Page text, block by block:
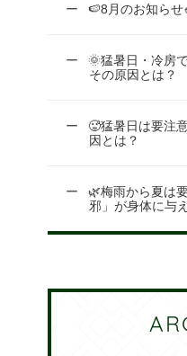
🍉8月のお知らせ
🌞猛暑日・冷房
その原因とは？
🥵猛暑日は要注
因とは？
🌿梅雨から夏は
邪」が身体に与